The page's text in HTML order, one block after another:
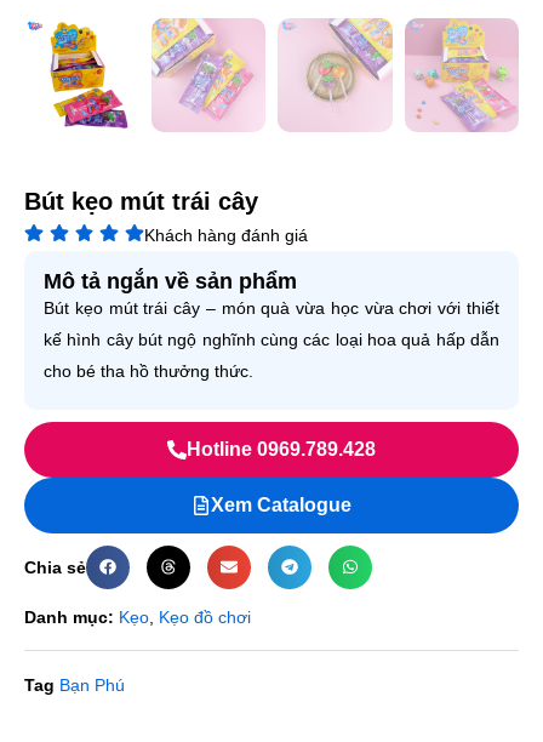
Bút kẹo mút trái cây
Khách hàng đánh giá
Mô tả ngắn về sản phẩm
Bút kẹo mút trái cây – món quà vừa học vừa chơi với thiết
kế hình cây bút ngộ nghĩnh cùng các loại hoa quả hấp dẫn
cho bé tha hồ thưởng thức.
Hotline 0969.789.428
Xem Catalogue
Chia sẻ
Danh mục: Kẹo Kẹo đồ chơi
Tag Bạn Phú